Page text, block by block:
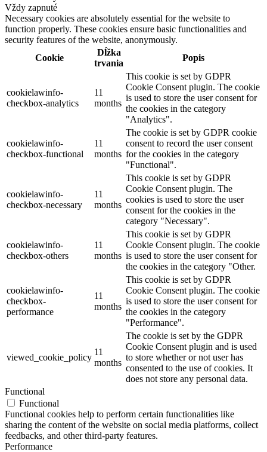
Vždy zapnuté
Necessary cookies are absolutely essential for the website to
function properly. These cookies ensure basic functionalities and
security features of the website, anonymously.
Cookie
Dĺžka
trvania
Popis
cookielawinfo-
checkbox-analytics
11
months
This cookie is set by GDPR
Cookie Consent plugin. The cookie
is used to store the user consent for
the cookies in the category
"Analytics".
cookielawinfo-
checkbox-functional
11
months
The cookie is set by GDPR cookie
consent to record the user consent
for the cookies in the category
"Functional".
cookielawinfo-
checkbox-necessary
11
months
This cookie is set by GDPR
Cookie Consent plugin. The
cookies is used to store the user
consent for the cookies in the
category "Necessary".
cookielawinfo-
checkbox-others
11
months
This cookie is set by GDPR
Cookie Consent plugin. The cookie
is used to store the user consent for
the cookies in the category "Other.
cookielawinfo-
checkbox-
performance
11
months
This cookie is set by GDPR
Cookie Consent plugin. The cookie
is used to store the user consent for
the cookies in the category
"Performance".
viewed_cookie_policy
11
months
The cookie is set by the GDPR
Cookie Consent plugin and is used
to store whether or not user has
consented to the use of cookies. It
does not store any personal data.
Functional
Functional
Functional cookies help to perform certain functionalities like
sharing the content of the website on social media platforms, collect
feedbacks, and other third-party features.
Performance